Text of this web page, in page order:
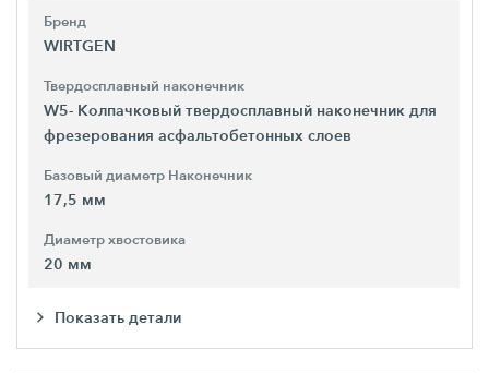
Бренд
WIRTGEN
Твердосплавный наконечник
W5- Колпачковый твердосплавный наконечник для
фрезерования асфальтобетонных слоев
Базовый диаметр Наконечник
17,5 мм
Диаметр хвостовика
20 мм
Показать детали